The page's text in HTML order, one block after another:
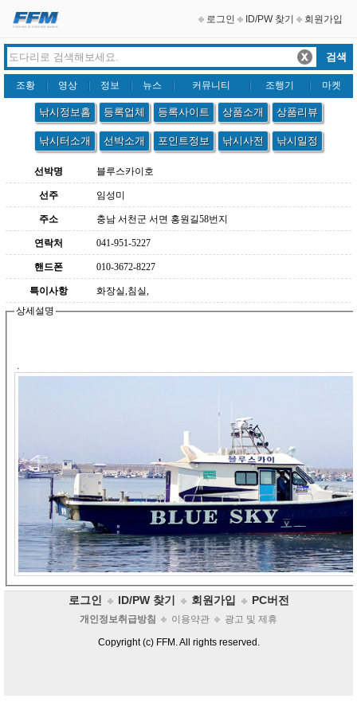
로그인 ID/PW 찾기 회원가입
조황 영상 정보 뉴스 커뮤니티 조행기 마켓
낚시정보홈 등록업체 등록사이트 상품소개 상품리뷰
낚시터소개 선박소개 포인트정보 낚시사전 낚시일정
선박명 블루스카이호
선주 임성미
주소 충남 서천군 서면 홍원길58번지
연락처 041-951-5227
핸드폰 010-3672-8227
특이사항
화장실,침실,
상세설명
.
로그인 ID/PW 찾기 회원가입 PC버전
개인정보취급방침 이용약관 광고 및 제휴
Copyright (c) FFM. All rights reserved.